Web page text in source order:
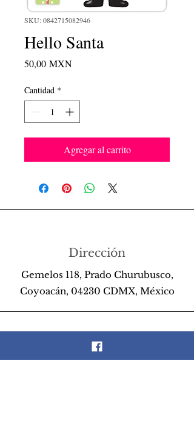
SKU: 0842715082946
Hello Santa
50,00 MXNPrecio
Cantidad *
Agregar al carrito
Dirección
Gemelos 118, Prado Churubusco,
Coyoacán, 04230 CDMX, México
Teléfono